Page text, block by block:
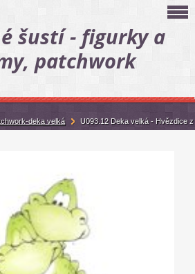
šustí - figurky a
patchwork
deka velká
U093.12 Deka velká - Hvězdice z